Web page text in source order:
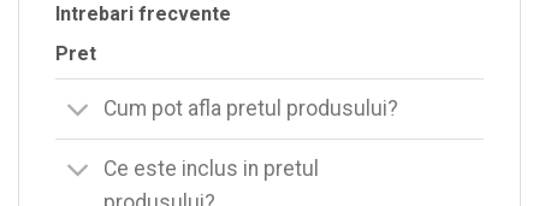
Intrebari frecvente
Pret
Cum pot afla pretul produsului?
Ce este inclus in pretul